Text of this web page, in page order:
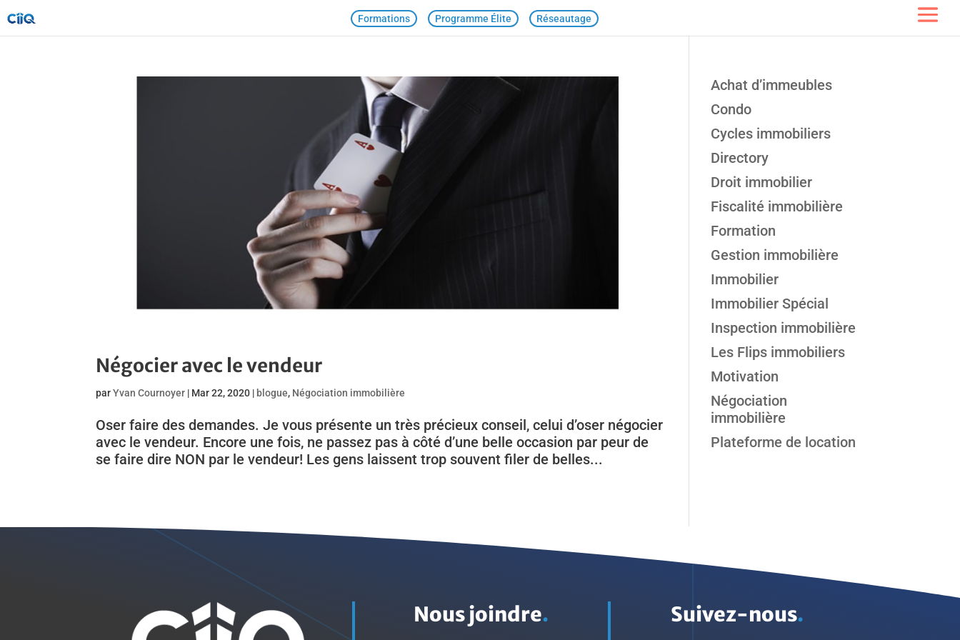
Formations Programme Élite Réseautage
Négocier avec le vendeur
parYvan Cournoyer | Mar 22, 2020 | blogue, Négociation immobilière
Oser faire des demandes. Je vous présente un très précieux conseil, celui d’oser négocier
avec le vendeur. Encore une fois, ne passez pas à côté d’une belle occasion par peur de
se faire dire NON par le vendeur! Les gens laissent trop souvent filer de belles...
Achat d’immeubles
Condo
Cycles immobiliers
Directory
Droit immobilier
Fiscalité immobilière
Formation
Gestion immobilière
Immobilier
Immobilier Spécial
Inspection immobilière
Les Flips immobiliers
Motivation
Négociation
immobilière
Plateforme de location
Nous joindre. Suivez-nous.